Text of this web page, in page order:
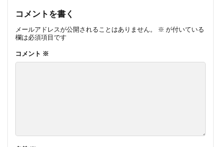
コメントを書く
メールアドレスが公開されることはありません。 ※ が付いている
欄は必須項目です
コメント ※